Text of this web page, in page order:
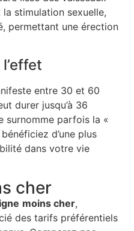
la stimulation sexuelle,
permettant une érection
entre 30 et 60
durer jusqu’à 36
surnomme parfois la «
d’une plus
dans votre vie
cher
moins cher,
des tarifs préférentiels